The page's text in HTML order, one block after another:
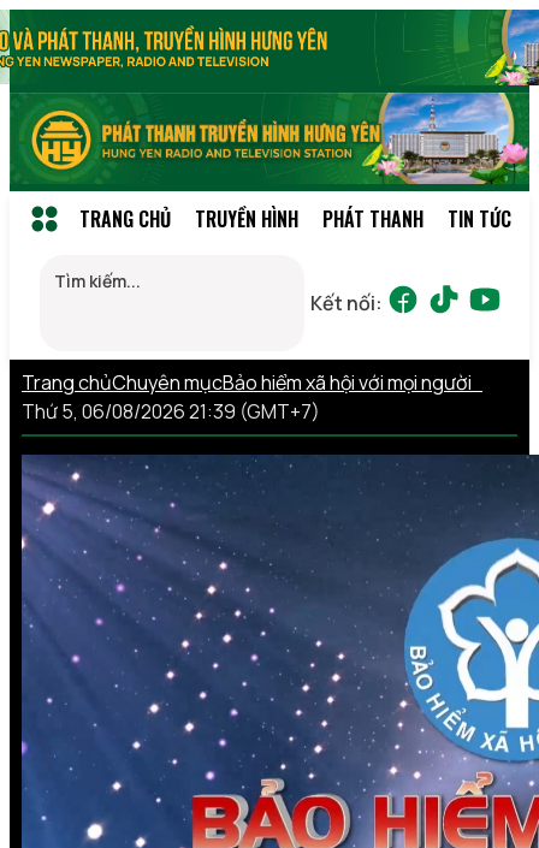
TRANG CHỦ TRUYỀN HÌNH PHÁT THANH TIN TỨC
Kết nối:
Trang chủChuyên mụcBảo hiểm xã hội với mọi người
Thứ 5, 06/08/2026 21:39 (GMT+7)